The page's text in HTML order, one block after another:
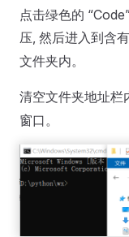
点击绿色的
压, 然后进入到含有
文件夹内。
清空文件夹地址栏
窗口。